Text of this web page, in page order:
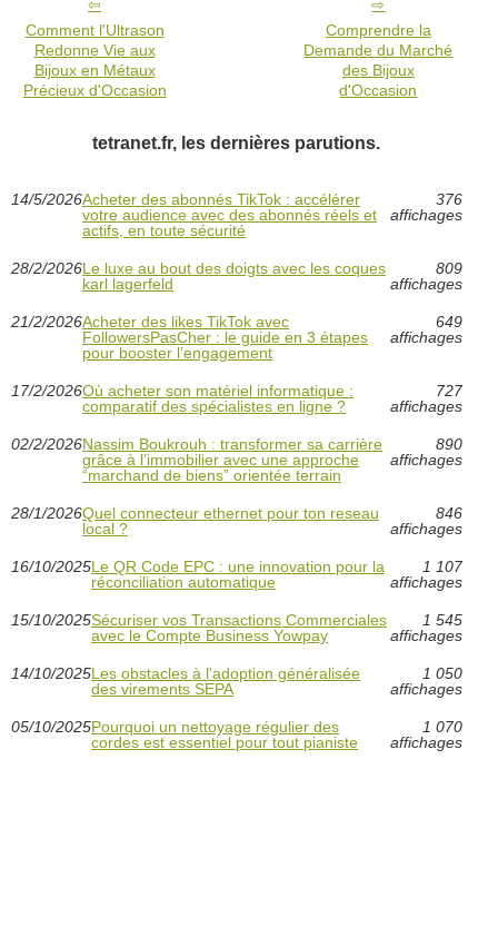
Comment l'Ultrason
Redonne Vie aux
Bijoux en Métaux
Précieux d'Occasion
Comprendre la
Demande du Marché
des Bijoux
d'Occasion
tetranet.fr, les dernières parutions.
14/5/2026Acheter des abonnés TikTok : accélérer
votre audience avec des abonnés réels et
actifs, en toute sécurité
376
affichages
28/2/2026Le luxe au bout des doigts avec les coques
karl lagerfeld
809
affichages
21/2/2026Acheter des likes TikTok avec
FollowersPasCher : le guide en 3 étapes
pour booster l’engagement
649
affichages
17/2/2026Où acheter son matériel informatique :
comparatif des spécialistes en ligne ?
727
affichages
02/2/2026Nassim Boukrouh : transformer sa carrière
grâce à l’immobilier avec une approche
“marchand de biens” orientée terrain
890
affichages
28/1/2026Quel connecteur ethernet pour ton reseau
local ?
846
affichages
16/10/2025Le QR Code EPC : une innovation pour la
réconciliation automatique
1 107
affichages
15/10/2025Sécuriser vos Transactions Commerciales
avec le Compte Business Yowpay
1 545
affichages
14/10/2025Les obstacles à l'adoption généralisée
des virements SEPA
1 050
affichages
05/10/2025Pourquoi un nettoyage régulier des
cordes est essentiel pour tout pianiste
1 070
affichages